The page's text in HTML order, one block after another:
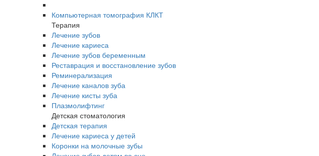
Компьютерная томография КЛКТ
Терапия
Лечение зубов
Лечение кариеса
Лечение зубов беременным
Реставрация и восстановление зубов
Реминерализация
Лечение каналов зуба
Лечение кисты зуба
Плазмолифтинг
Детская стоматология
Детская терапия
Лечение кариеса у детей
Коронки на молочные зубы